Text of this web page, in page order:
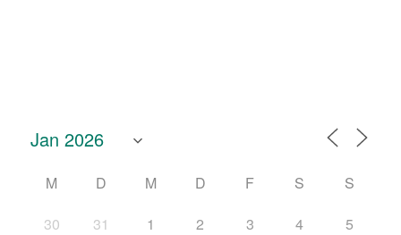
M D M D F S
S
30
31 1 2 3 4 5